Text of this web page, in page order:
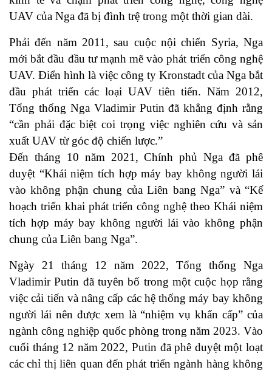
UAV của Nga đã bị đình trệ trong một thời gian dài.
Phải đến năm 2011, sau cuộc nội chiến Syria, Nga
mới bắt đầu đầu tư mạnh mẽ vào phát triển công nghệ
UAV. Điển hình là việc công ty Kronstadt của Nga bắt
đầu phát triển các loại UAV tiên tiến. Năm 2012,
Tổng thống Nga Vladimir Putin đã khẳng định rằng
“cần phải đặc biệt coi trọng việc nghiên cứu và sản
xuất UAV từ góc độ chiến lược.”
Đến tháng 10 năm 2021, Chính phủ Nga đã phê
duyệt “Khái niệm tích hợp máy bay không người lái
vào không phận chung của Liên bang Nga” và “Kế
hoạch triển khai phát triển công nghệ theo Khái niệm
tích hợp máy bay không người lái vào không phận
chung của Liên bang Nga”.
Ngày 21 tháng 12 năm 2022, Tổng thống Nga
Vladimir Putin đã tuyên bố trong một cuộc họp rằng
việc cải tiến và nâng cấp các hệ thống máy bay không
người lái nên được xem là “nhiệm vụ khẩn cấp” của
ngành công nghiệp quốc phòng trong năm 2023. Vào
cuối tháng 12 năm 2022, Putin đã phê duyệt một loạt
các chỉ thị liên quan đến phát triển ngành hàng không